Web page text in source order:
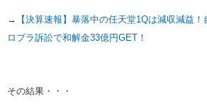
→
【決算速報】暴落中の任天堂1Qは減収減益
ロプラ訴訟で和解金33億円GET！
その結果・・・